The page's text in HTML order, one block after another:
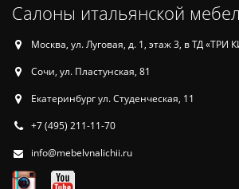
Салоны итальянской
Москва, ул. Луговая, д. 1, этаж 3, в ТД «ТРИ
Сочи, ул. Пластунская, 81
Екатеринбург ул. Студенческая, 11
+7 (495) 211-11-70
info@mebelvnalichii.ru